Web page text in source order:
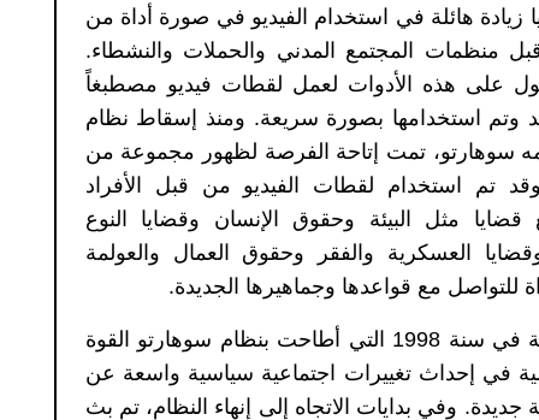
زيادة هائلة في استخدام الفيديو في صورة أداة من
منظمات المجتمع المدني والحملات والنشطاء.
على هذه الأدوات لعمل لقطات فيديو مصطبغاً
وتم استخدامها بصورة سريعة. ومنذ إسقاط نظام
سوهارتو، تمت إتاحة الفرصة لظهور مجموعة من
تم استخدام لقطات الفيديو من قبل الأفراد
مثل البيئة وحقوق الإنسان وقضايا النوع
وقضايا العسكرية والفقر وحقوق العمال والعولمة
للتواصل مع قواعدها وجماهيرها الجديدة.
في سنة 1998
التي أطاحت بنظام سوهارتو القوة
في إحداث تغييرات اجتماعية سياسية واسعة عن
جديدة. وفي بدايات الاتجاه إلى إنهاء النظام، تم بث